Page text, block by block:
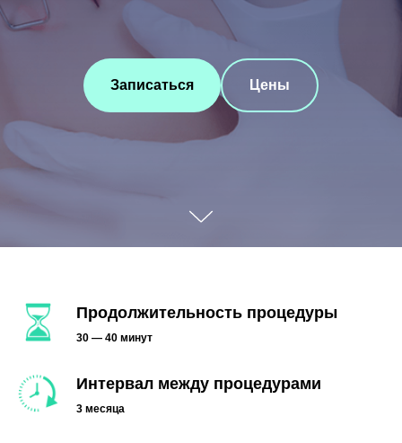
Записаться Цены
Продолжительность процедуры
30 — 40 минут
Интервал между процедурами
3 месяца